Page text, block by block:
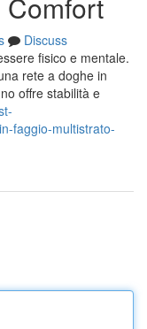
Discuss
fisico e mentale.
rete a doghe in
offre stabilità e
faggio-multistrato-